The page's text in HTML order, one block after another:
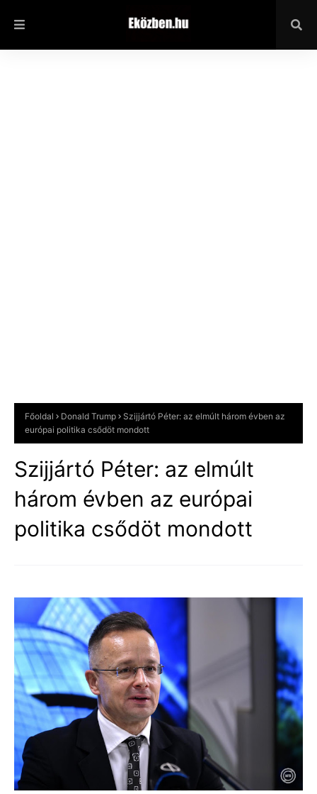
Főoldal Donald Trump
Szijjártó Péter: az elmúlt három évben az
európai politika csődöt mondott
Szijjártó Péter: az elmúlt
három évben az európai
politika csődöt mondott